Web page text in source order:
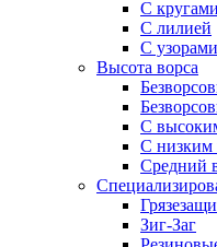
С кругами
С лилией
С узорами
Высота ворса
С
С низким
Средний
Зиг-Заг